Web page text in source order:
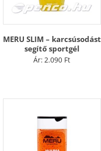
MERU SLIM – karcsúsodást
segítő sportgél
Ár: 2.090 Ft